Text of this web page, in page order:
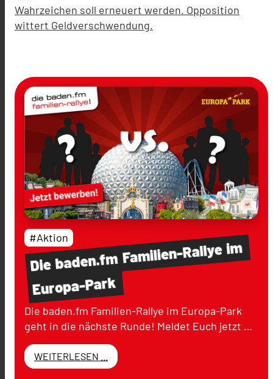
Wahrzeichen soll erneuert werden. Opposition
wittert Geldverschwendung.
Diebaden.fmFamilien-Rallyeim
Europa-Park
#Aktion
Die baden.fm Familien-Rallye im Europa-Park
geht in die nächste Runde! Meldet Euch jetzt …
WEITERLESEN ...